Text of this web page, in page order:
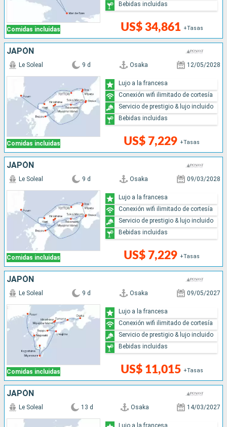
Comidas incluidas US$ 34,861 +Tasas
Bebidas incluidas
JAPÓN
Comidas incluidas
Le Soleal 9 d Osaka 12/05/2028
US$ 7,229 +Tasas
Lujo a la francesa
Conexión wifi ilimitado de cortesía
Servicio de prestigio & lujo incluido
Bebidas incluidas
JAPÓN
Comidas incluidas
Le Soleal 9 d Osaka 09/03/2028
US$ 7,229 +Tasas
Lujo a la francesa
Conexión wifi ilimitado de cortesía
Servicio de prestigio & lujo incluido
Bebidas incluidas
JAPÓN
Comidas incluidas
Le Soleal 9 d Osaka 09/05/2027
US$ 11,015 +Tasas
Lujo a la francesa
Conexión wifi ilimitado de cortesía
Servicio de prestigio & lujo incluido
Bebidas incluidas
JAPÓN
Le Soleal 13 d Osaka 14/03/2027
Lujo a la francesa